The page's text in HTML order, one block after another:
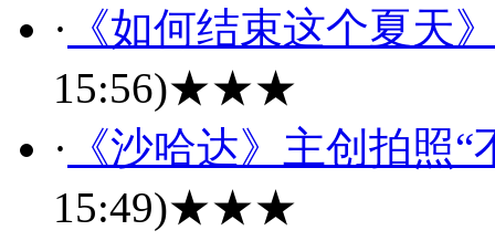
· 《如何结束这个夏天
15:56)★★★
· 《沙哈达》主创拍照
15:49)★★★